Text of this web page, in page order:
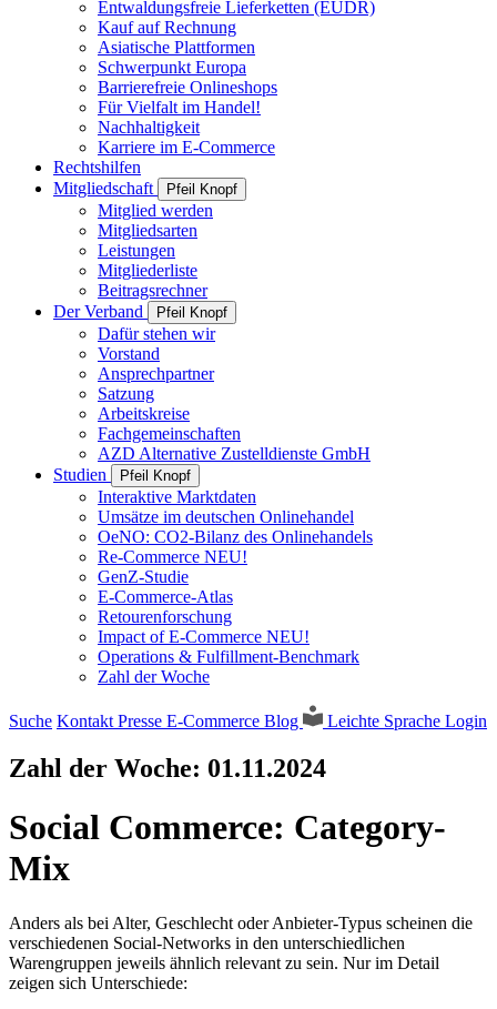
Entwaldungsfreie Lieferketten (EUDR)
Kauf auf Rechnung
Asiatische Plattformen
Schwerpunkt Europa
Barrierefreie Onlineshops
Für Vielfalt im Handel!
Nachhaltigkeit
Karriere im E-Commerce
Rechtshilfen
Mitgliedschaft
Pfeil Knopf
Mitglied werden
Mitgliedsarten
Leistungen
Mitgliederliste
Beitragsrechner
Der Verband
Pfeil Knopf
Dafür stehen wir
Vorstand
Ansprechpartner
Satzung
Arbeitskreise
Fachgemeinschaften
AZD Alternative Zustelldienste GmbH
Studien
Pfeil Knopf
Interaktive Marktdaten
Umsätze im deutschen Onlinehandel
OeNO: CO2-Bilanz des Onlinehandels
Re-Commerce NEU!
GenZ-Studie
E-Commerce-Atlas
Retourenforschung
Impact of E-Commerce NEU!
Operations & Fulfillment-Benchmark
Zahl der Woche
Suche Kontakt Presse E-Commerce Blog Leichte Sprache Login
Zahl der Woche: 01.11.2024
Social Commerce: Category-
Mix
Anders als bei Alter, Geschlecht oder Anbieter-Typus scheinen die
verschiedenen Social-Networks in den unterschiedlichen
Warengruppen jeweils ähnlich relevant zu sein. Nur im Detail
zeigen sich Unterschiede: